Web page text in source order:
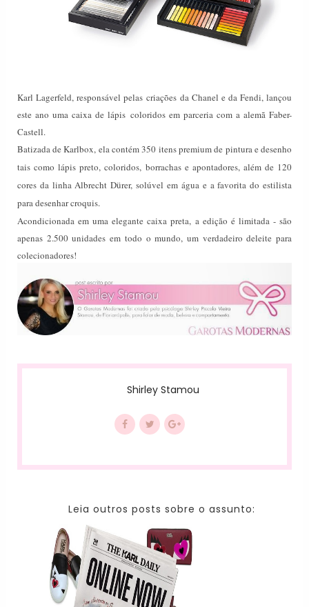
Karl Lagerfeld, responsável pelas criações da Chanel e da Fendi, lançou
este ano uma caixa de lápis coloridos em parceria com a alemã Faber-
Castell.
Batizada de Karlbox, ela contém 350 itens premium de pintura e desenho
tais como lápis preto, coloridos, borrachas e apontadores, além de 120
cores da linha Albrecht Dürer, solúvel em água e a favorita do estilista
para desenhar croquis.
Acondicionada em uma elegante caixa preta, a edição é limitada - são
apenas 2.500 unidades em todo o mundo, um verdadeiro deleite para
colecionadores!
Shirley Stamou
Leia outros posts sobre o assunto: